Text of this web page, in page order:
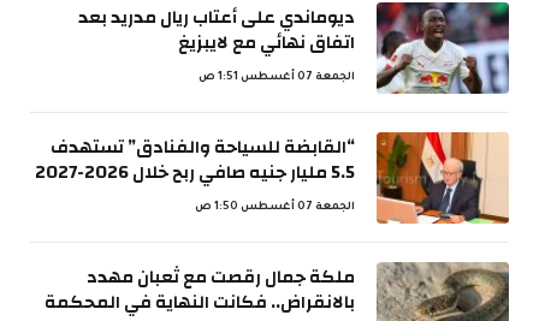
ديوماندي على أعتاب ريال مدريد بعد
اتفاق نهائي مع لايبزيغ
الجمعة 07 أغسطس 1:51 ص
“القابضة للسياحة والفنادق” تستهدف
5.5 مليار جنيه صافي ربح خلال 2026-2027
الجمعة 07 أغسطس 1:50 ص
ملكة جمال رقصت مع ثعبان مهدد
بالانقراض.. فكانت النهاية في المحكمة